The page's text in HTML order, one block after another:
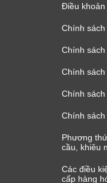
Điều khoản
Chính
Chính
Chính
Chính sách
Chính sách
Phương
cầu, khiêu
Các điều
cấp hàng